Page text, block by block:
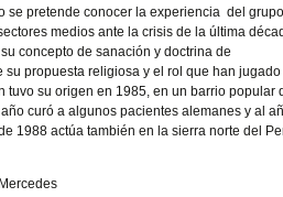
se pretende conocer la experiencia del
medios ante la crisis de la última
concepto de sanación y doctrina de
su propuesta religiosa y el rol que han
tuvo su origen en 1985, en un barrio
curó a algunos pacientes alemanes y al
1988 actúa también en la sierra norte del